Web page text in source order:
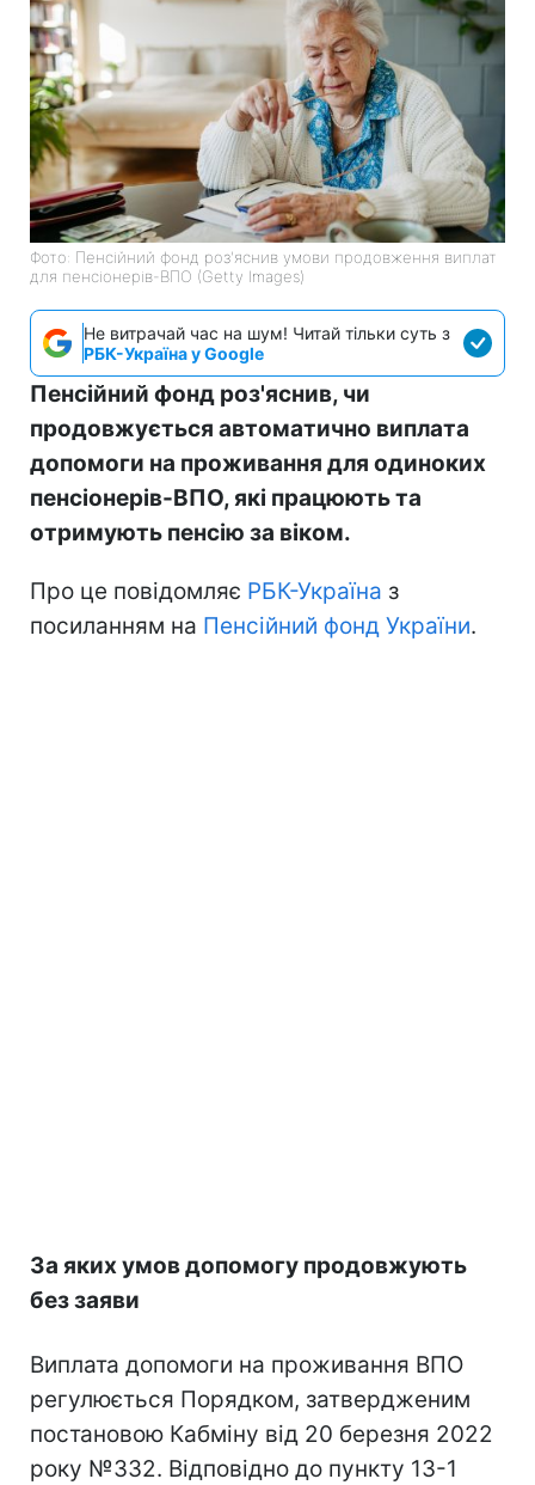
Фото: Пенсійний фонд роз'яснив умови продовження виплат
для пенсіонерів-ВПО (Getty Images)
Не витрачай час на шум! Читай тільки суть з
РБК-Україна у Google
Пенсійний фонд роз'яснив, чи
продовжується автоматично виплата
допомоги на проживання для одиноких
пенсіонерів-ВПО, які працюють та
отримують пенсію за віком.
Про це повідомляє РБК-Україна з
посиланням на Пенсійний фонд України.
За яких умов допомогу продовжують
без заяви
Виплата допомоги на проживання ВПО
регулюється Порядком, затвердженим
постановою Кабміну від 20 березня 2022
року №332. Відповідно до пункту 13-1